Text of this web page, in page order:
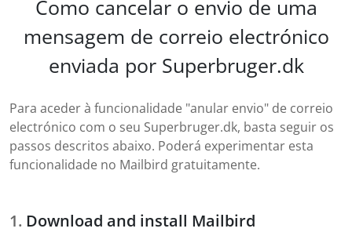
Como cancelar o envio de uma
mensagem de correio electrónico
enviada por Superbruger.dk
Para aceder à funcionalidade "anular envio" de correio
electrónico com o seu Superbruger.dk, basta seguir os
passos descritos abaixo. Poderá experimentar esta
funcionalidade no Mailbird gratuitamente.
Download and install Mailbird